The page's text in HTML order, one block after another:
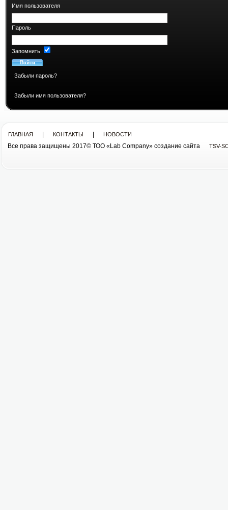
Имя пользователя
Пароль
Запомнить
Забыли пароль?
Забыли имя пользователя?
ГЛАВНАЯ КОНТАКТЫ НОВОСТИ
Все права защищены 2017© ТОО «Lab Company» cоздание сайта TSV-